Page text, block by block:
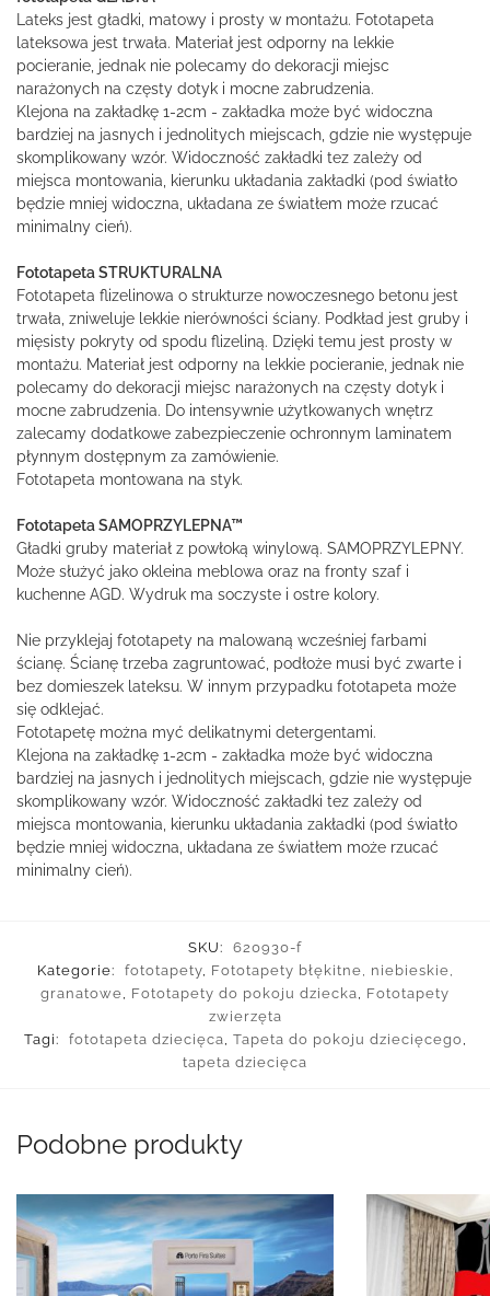
Lateks jest gładki, matowy i prosty w montażu. Fototapeta
lateksowa jest trwała. Materiał jest odporny na lekkie
pocieranie, jednak nie polecamy do dekoracji miejsc
narażonych na częsty dotyk i mocne zabrudzenia.
Klejona na zakładkę 1-2cm - zakładka może być widoczna
bardziej na jasnych i jednolitych miejscach, gdzie nie występuje
skomplikowany wzór. Widoczność zakładki tez zależy od
miejsca montowania, kierunku układania zakładki (pod światło
będzie mniej widoczna, układana ze światłem może rzucać
minimalny cień).
Fototapeta STRUKTURALNA
Fototapeta flizelinowa o strukturze nowoczesnego betonu jest
trwała, zniweluje lekkie nierówności ściany. Podkład jest gruby i
mięsisty pokryty od spodu flizeliną. Dzięki temu jest prosty w
montażu. Materiał jest odporny na lekkie pocieranie, jednak nie
polecamy do dekoracji miejsc narażonych na częsty dotyk i
mocne zabrudzenia. Do intensywnie użytkowanych wnętrz
zalecamy dodatkowe zabezpieczenie ochronnym laminatem
płynnym dostępnym za zamówienie.
Fototapeta montowana na styk.
Fototapeta SAMOPRZYLEPNA™
Gładki gruby materiał z powłoką winylową. SAMOPRZYLEPNY.
Może służyć jako okleina meblowa oraz na fronty szaf i
kuchenne AGD. Wydruk ma soczyste i ostre kolory.
Nie przyklejaj fototapety na malowaną wcześniej farbami
ścianę. Ścianę trzeba zagruntować, podłoże musi być zwarte i
bez domieszek lateksu. W innym przypadku fototapeta może
się odklejać.
Fototapetę można myć delikatnymi detergentami.
Klejona na zakładkę 1-2cm - zakładka może być widoczna
bardziej na jasnych i jednolitych miejscach, gdzie nie występuje
skomplikowany wzór. Widoczność zakładki tez zależy od
miejsca montowania, kierunku układania zakładki (pod światło
będzie mniej widoczna, układana ze światłem może rzucać
minimalny cień).
SKU:
620930-f
Kategorie:
fototapety, Fototapety błękitne, niebieskie,
granatowe, Fototapety do pokoju dziecka, Fototapety
zwierzęta
Tagi:
fototapeta dziecięca, Tapeta do pokoju dziecięcego,
tapeta dziecięca
Podobne produkty